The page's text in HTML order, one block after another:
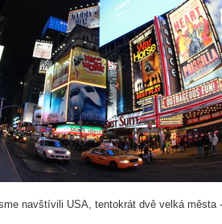
navštívili USA, tentokrát dvě velká města